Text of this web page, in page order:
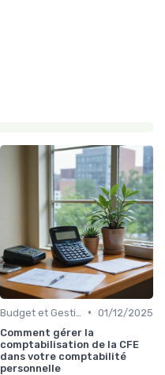
• 01/12/2025
Comment gérer la
comptabilisation de la CFE
dans votre comptabilité
personnelle